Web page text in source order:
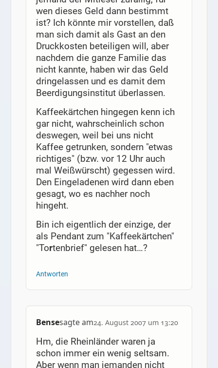
wen dieses Geld dann bestimmt
ist? Ich könnte mir vorstellen, daß
man sich damit als Gast an den
Druckkosten beteiligen will, aber
nachdem die ganze Familie das
nicht kannte, haben wir das Geld
dringelassen und es damit dem
Beerdigungsinstitut überlassen.
Kaffeekärtchen hingegen kenn ich
gar nicht, wahrscheinlich schon
deswegen, weil bei uns nicht
Kaffee getrunken, sondern "etwas
richtiges" (bzw. vor 12 Uhr auch
mal Weißwürscht) gegessen wird.
Den Eingeladenen wird dann eben
gesagt, wo es nachher noch
hingeht.
Bin ich eigentlich der einzige, der
als Pendant zum "Kaffeekärtchen"
"Tortenbrief" gelesen hat…?
Antworten
Bensesagte am24. August 2007 um 13:20
Hm, die Rheinländer waren ja
schon immer ein wenig seltsam.
Aber wenn man jemanden nicht